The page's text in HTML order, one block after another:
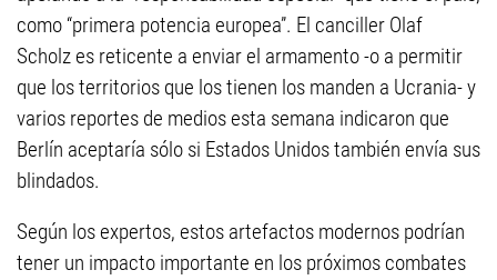
como “primera potencia europea”. El canciller Olaf
Scholz es reticente a enviar el armamento -o a permitir
que los territorios que los tienen los manden a Ucrania- y
varios reportes de medios esta semana indicaron que
Berlín aceptaría sólo si Estados Unidos también envía sus
blindados.
Según los expertos, estos artefactos modernos podrían
tener un impacto importante en los próximos combates